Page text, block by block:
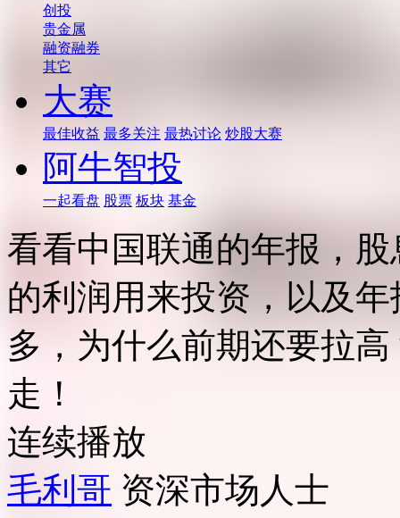
创投
贵金属
融资融券
其它
大赛
最佳收益 最多关注 最热讨论 炒股大赛
阿牛智投
一起看盘 股票 板块 基金
看看中国联通的年报，
的利润用来投资，以及
多，为什么前期还要拉
走！
连续播放
毛利哥 资深市场人士